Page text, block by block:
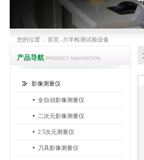
您的位置： 首页 -力学检测试验设备
产品导航 PRODUCT NAVIGATION
影像测量仪
全自动影像测量仪
二次元影像测量仪
2.5次元测量仪
刀具影像测量仪